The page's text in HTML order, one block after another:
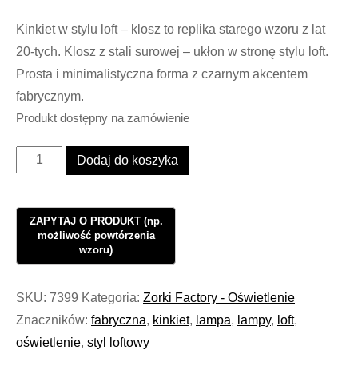
Kinkiet w stylu loft – klosz to replika starego wzoru z lat
20-tych. Klosz z stali surowej – ukłon w stronę stylu loft.
Prosta i minimalistyczna forma z czarnym akcentem
fabrycznym.
Produkt dostępny na zamówienie
ilość
LOFT
Factory
#985
Dodaj do koszyka
SKU: 7399 Kategoria: Zorki Factory - Oświetlenie
Znaczników: fabryczna, kinkiet, lampa, lampy, loft,
oświetlenie, styl loftowy